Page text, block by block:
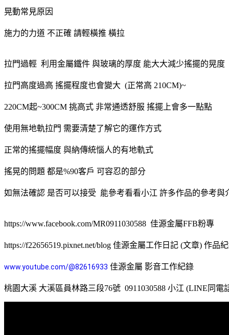
晃動常見原因
施力的力道 不正確 請輕橫推 橫拉
拉門過輕 利用金屬鐵件 與玻璃的厚度 能大大減少搖擺的晃度
拉門高度過高 搖擺程度也會變大 (正常高 210CM)~
220CM起~300CM 挑高式 非常通透舒服 搖擺上會多一點點
使用無地軌拉門 需要清楚了解它的運作方式
正常的搖擺幅度 與納傳統惱人的有地軌式
搖晃的問題 都是%90客戶 可容忍的部分
如無法確認 是否可以接受 能參考看看小江 許多作品的參考與
https://www.facebook.com/MR0911030588 佳源金屬FFB粉專
https://f22656519.pixnet.net/blog 佳源金屬工作日記 (文章) 作品
www.youtube.com/@82616933 佳源金屬 影音工作紀錄
桃園大溪 大溪區員林路三段76號 0911030588 小江 (LINE同電